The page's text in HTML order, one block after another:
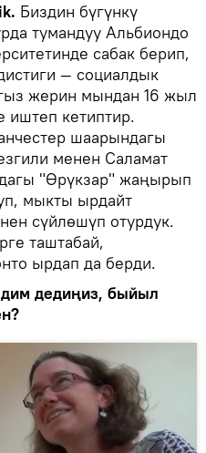
Биздин бүгүнкү
тумандуу Альбиондо
сабак берип,
— социалдык
жерин мындан 16 жыл
иштеп кетиптир.
шаарындагы
менен Саламат
"Өрүкзар" жаңырып
мыкты ырдайт
сүйлөшүп отурдук.
таштабай,
ырдап да берди.
дедиңиз, быйыл